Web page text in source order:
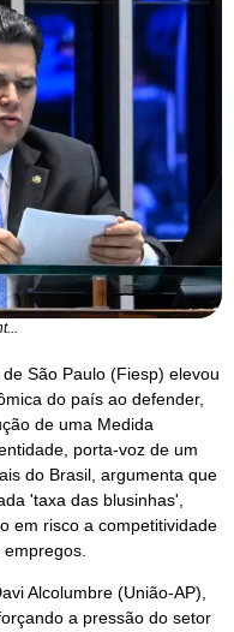
São Paulo (Fiesp) elevou
do país ao defender,
de uma Medida
porta-voz de um
do Brasil, argumenta que
'taxa das blusinhas',
em risco a competitividade
Alcolumbre (União-AP),
a pressão do setor